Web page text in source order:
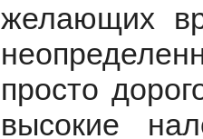
желающих
просто
высокие